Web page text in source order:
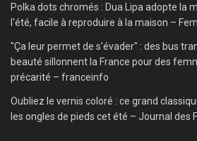
Polka dots chromés : Dua Lipa adopte la
l'été, facile à reproduire à la maison –
"Ça leur permet de s'évader" : des bus
beauté sillonnent la France pour des
précarité – franceinfo
Oubliez le vernis coloré : ce grand
les ongles de pieds cet été – Journal des